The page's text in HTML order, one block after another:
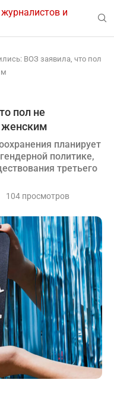
и
ВОЗ заявила, что пол
пол не
женским
планирует
политике,
третьего
104 просмотров